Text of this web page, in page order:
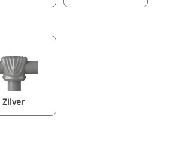
ijzeren bed in zwart met matras
Zilver